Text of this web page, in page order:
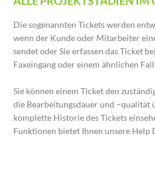
Die sogenannten Tickets werden
wenn der Kunde oder Mitarbeiter
sendet oder Sie erfassen das Ticket
Faxeingang oder einem ähnlichen Fall.
Sie können einem Ticket den
die Bearbeitungsdauer und –qualität
komplette Historie des Tickets
Funktionen bietet Ihnen unsere Help